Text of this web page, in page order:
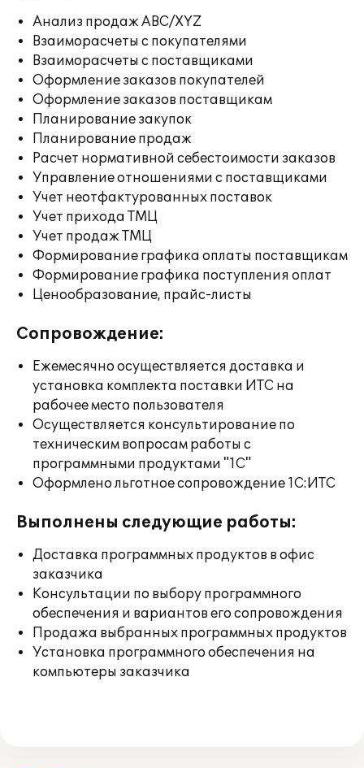
Анализ продаж ABC/XYZ
Взаиморасчеты с покупателями
Взаиморасчеты с поставщиками
Оформление заказов покупателей
Оформление заказов поставщикам
Планирование закупок
Планирование продаж
Расчет нормативной себестоимости заказов
Управление отношениями с поставщиками
Учет неотфактурованных поставок
Учет прихода ТМЦ
Учет продаж ТМЦ
Формирование графика оплаты поставщикам
Формирование графика поступления оплат
Ценообразование, прайс-листы
Сопровождение:
Ежемесячно осуществляется доставка и
установка комплекта поставки ИТС на
рабочее место пользователя
Осуществляется консультирование по
техническим вопросам работы с
программными продуктами "1С"
Оформлено льготное сопровождение 1С:ИТС
Выполнены следующие работы:
Доставка программных продуктов в офис
заказчика
Консультации по выбору программного
обеспечения и вариантов его сопровождения
Продажа выбранных программных продуктов
Установка программного обеспечения на
компьютеры заказчика